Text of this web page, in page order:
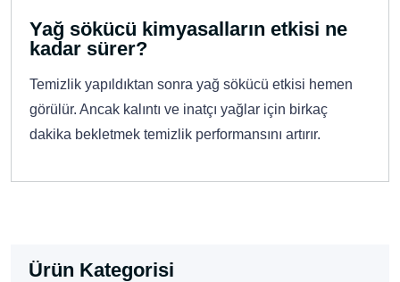
Yağ sökücü kimyasalların etkisi ne
kadar sürer?
Temizlik yapıldıktan sonra yağ sökücü etkisi hemen
görülür. Ancak kalıntı ve inatçı yağlar için birkaç
dakika bekletmek temizlik performansını artırır.
Ürün Kategorisi